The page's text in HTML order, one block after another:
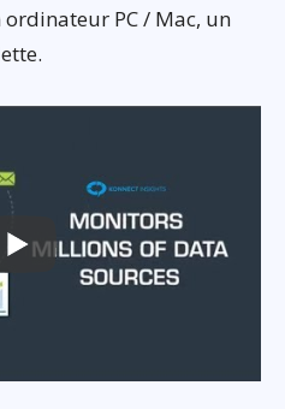
PC / Mac, un